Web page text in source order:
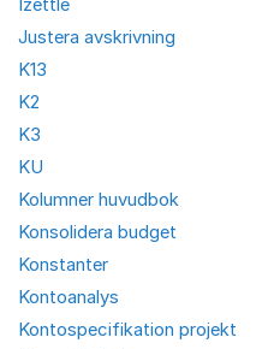
Izettle
Justera avskrivning
K13
K2
K3
KU
Kolumner huvudbok
Konsolidera budget
Konstanter
Kontoanalys
Kontospecifikation projekt